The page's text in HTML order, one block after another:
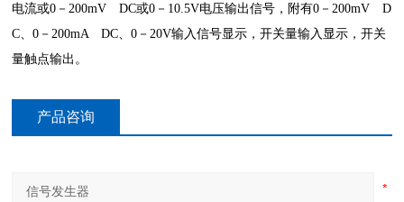
电流或0－200mV DC或0－10.5V电压输出信号，附有0－200mV D
C、0－200mA DC、0－20V输入信号显示，开关量输入显示，开关
量触点输出。
产品咨询